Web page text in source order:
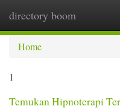
directory boom
Home
1
Temukan Hipnoterapi